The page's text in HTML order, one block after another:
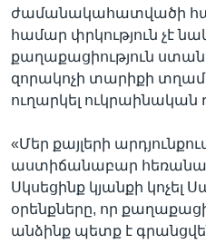
ժամանակահատվածի
համար փրկություն չէ
քաղաքացիություն
զորակոչի տարիքի
ուղարկել
«Մեր քայլերի
աստիճանաբար
Սկսեցինք կյանքի կոչել
օրենքները, որ
անձինք պետք է